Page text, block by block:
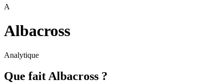
A
Albacross
Analytique
Que fait Albacross ?